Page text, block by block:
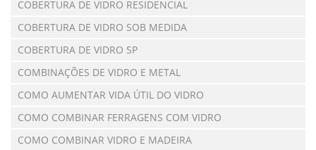
COBERTURA DE VIDRO RESIDENCIAL
COBERTURA DE VIDRO SOB MEDIDA
COBERTURA DE VIDRO SP
COMBINAÇÕES DE VIDRO E METAL
COMO AUMENTAR VIDA ÚTIL DO VIDRO
COMO COMBINAR FERRAGENS COM VIDRO
COMO COMBINAR VIDRO E MADEIRA